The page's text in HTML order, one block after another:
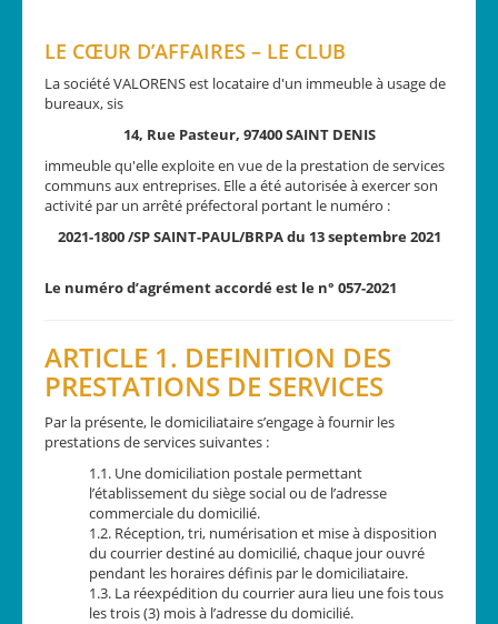
LE CŒUR D’AFFAIRES – LE CLUB
La société VALORENS est locataire d'un immeuble à usage de
bureaux, sis
14, Rue Pasteur, 97400 SAINT DENIS
immeuble qu'elle exploite en vue de la prestation de services
communs aux entreprises. Elle a été autorisée à exercer son
activité par un arrêté préfectoral portant le numéro :
2021-1800 /SP SAINT-PAUL/BRPA du 13 septembre 2021
Le numéro d’agrément accordé est le n° 057-2021
ARTICLE 1. DEFINITION DES
PRESTATIONS DE SERVICES
Par la présente, le domiciliataire s’engage à fournir les
prestations de services suivantes :
1.1. Une domiciliation postale permettant
l’établissement du siège social ou de l’adresse
commerciale du domicilié.
1.2. Réception, tri, numérisation et mise à disposition
du courrier destiné au domicilié, chaque jour ouvré
pendant les horaires définis par le domiciliataire.
1.3. La réexpédition du courrier aura lieu une fois tous
les trois (3) mois à l’adresse du domicilié.